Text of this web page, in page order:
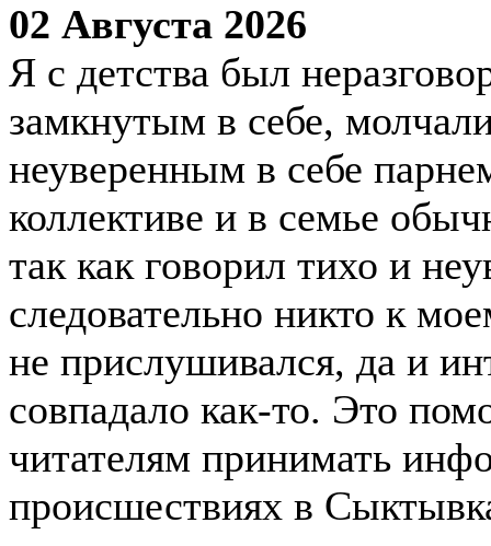
02 Августа 2026
Я с детства был
замкнутым в себе,
неуверенным в себе
коллективе и в семье
так как говорил тихо и
следовательно никто к
не прислушивался, да и
совпадало как-то. Это
читателям принимать
происшествиях в